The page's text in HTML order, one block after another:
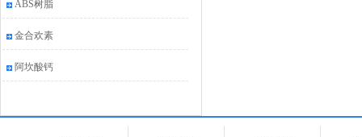
ABS树脂
金合欢素
阿坎酸钙